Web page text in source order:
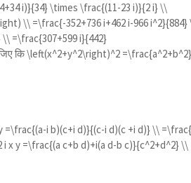
i)}{34} \times \frac{(11-23 i)}{2 i} \\
\\ =\frac{-352+736 i+462 i-966 i^2}{884}
=\frac{307+599 i}{442}
कि\left(x^2+y^2\right)^2
i b)(c+i d)}{(c-i d)(c +i d)} \\
x y =\frac{(a c+b d)+i(a d-b c)}{c^2+d^2} \\